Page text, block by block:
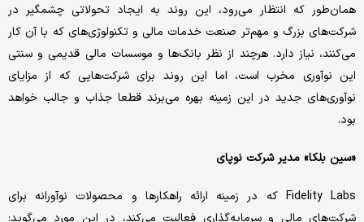
همان‌طور که انتظار می‌رود، ‏این روند به ایجاد تحولاتی چشمگیر در
شرکت‌های بزرگ و مهم‌تر صنعت خدمات مالی و تکنولوژی‌های که با آن کار
می‌کنند، نیاز دارد. هرچند از نظر بانک‌ها و موسسات مالی قدیمی و سنتی
این نوآوری مخرب است، اما این روند برای شرکت‌هایی که از مزایای
نوآوری‌های جدید در این زمینه بهره می‌برند قطعا جذاب و جالب خواهد
بود.
«سین بلکا» مدیر شرکت نوپای
Fidelity Labs که در زمینه ارائه راهکارها و محصولات نوآورانه برای
شرکت‌های مالی و سرمایه‌گذاری فعالیت می‌کند، در این مورد می‌گوید: